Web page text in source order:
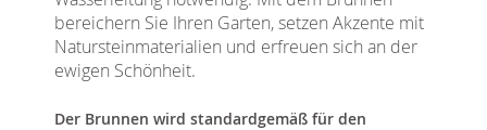
bereichern Sie Ihren Garten, setzen Akzente mit
Natursteinmaterialien und erfreuen sich an der
ewigen Schönheit.
Der Brunnen wird standardgemäß für den